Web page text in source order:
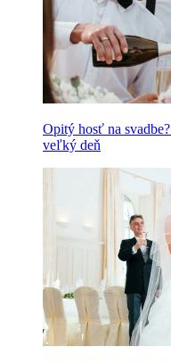
Opitý hosť na
veľký deň